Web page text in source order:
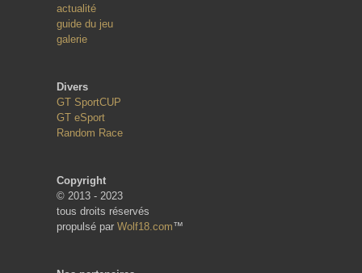
actualité
guide du jeu
galerie
Divers
GT SportCUP
GT eSport
Random Race
Copyright
© 2013 - 2023
tous droits réservés
propulsé par Wolf18.com™